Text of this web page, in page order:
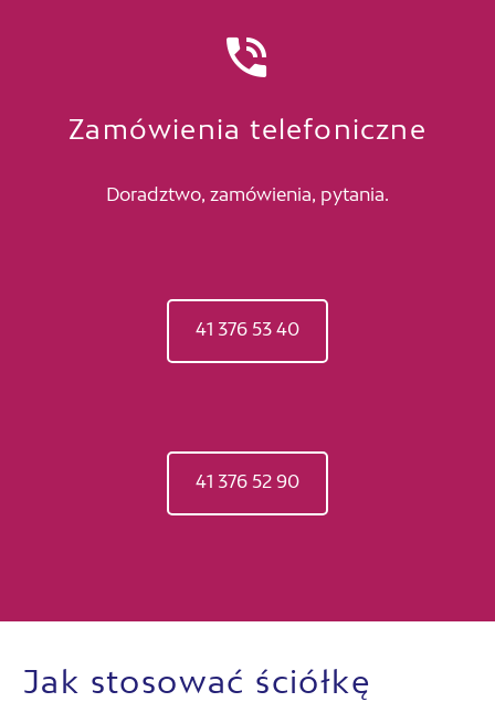


Zamówienia telefoniczne
Doradztwo, zamówienia, pytania.
41 376 53 40
41 376 52 90
Jak stosować ściółkę